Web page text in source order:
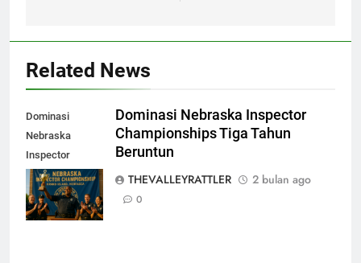
Related News
Dominasi
Nebraska
Inspector
Championships
Tiga Tahun
Beruntun
Dominasi Nebraska Inspector
Championships Tiga Tahun
Beruntun
THEVALLEYRATTLER
2 bulan ago
0